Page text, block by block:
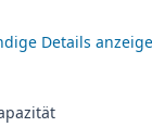
Details